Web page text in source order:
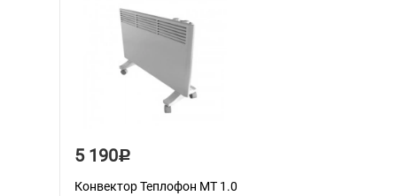
5 190Р
Конвектор Теплофон МT 1.0